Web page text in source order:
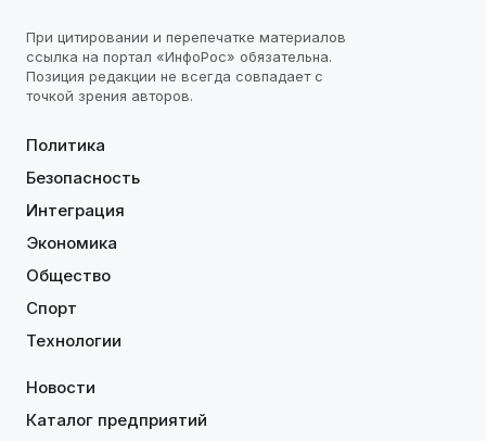
При цитировании и перепечатке материалов
ссылка на портал «ИнфоРос» обязательна.
Позиция редакции не всегда совпадает с
точкой зрения авторов.
Политика
Безопасность
Интеграция
Экономика
Общество
Спорт
Технологии
Новости
Каталог предприятий